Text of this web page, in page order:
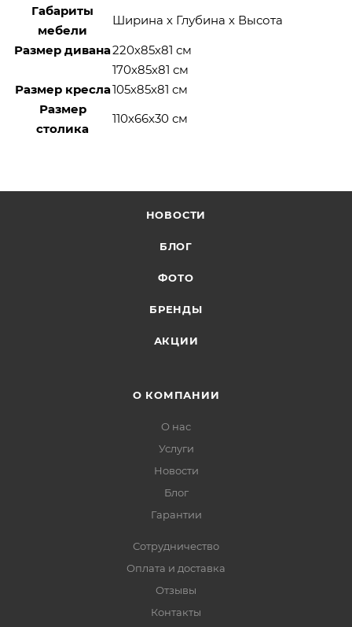
Габариты
мебели
Ширина х Глубина х Высота
Размер дивана220х85х81 см
170х85х81 см
Размер кресла105х85х81 см
Размер
столика
110х66х30 см
НОВОСТИ
БЛОГ
ФОТО
БРЕНДЫ
АКЦИИ
О КОМПАНИИ
О нас
Услуги
Новости
Блог
Гарантии
Сотрудничество
Оплата и доставка
Отзывы
Контакты